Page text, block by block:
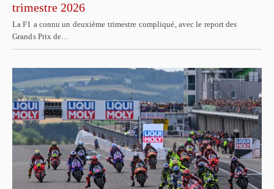
trimestre 2026
La F1 a connu un deuxième trimestre compliqué, avec le report des
Grands Prix de…